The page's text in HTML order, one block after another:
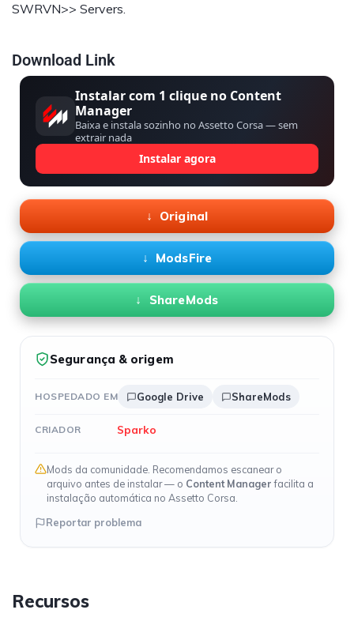
SWRVN>> Servers.
Download Link
Instalar com 1 clique no Content
Manager
Baixa e instala sozinho no Assetto Corsa — sem
extrair nada
Instalar agora
Original
ModsFire
ShareMods
Segurança & origem
HOSPEDADO EM Google Drive ShareMods
CRIADOR Sparko
Mods da comunidade. Recomendamos escanear o
arquivo antes de instalar — o Content Managerfacilita a
instalação automática no Assetto Corsa.
Reportar problema
Recursos